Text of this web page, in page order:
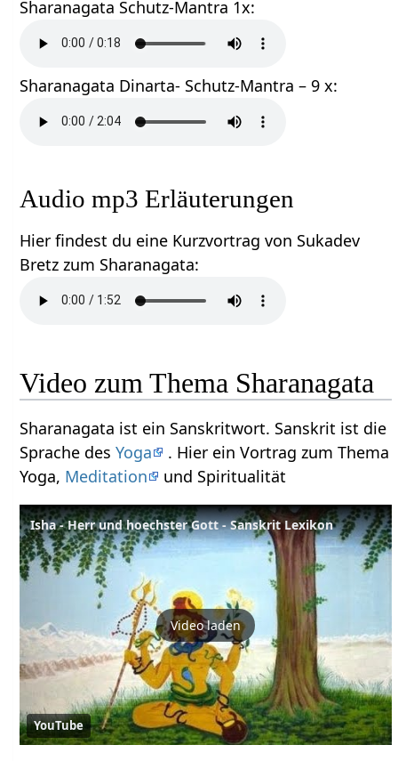
Sharanagata Schutz-Mantra 1x:
Sharanagata Dinarta- Schutz-Mantra – 9 x:
Audio mp3 Erläuterungen
Hier findest du eine Kurzvortrag von Sukadev
Bretz zum Sharanagata:
Video zum Thema Sharanagata
Sharanagata ist ein Sanskritwort. Sanskrit ist die
Sprache desYoga
. Hier ein Vortrag zum Thema
Yoga, Meditation und Spiritualität
Isha - Herr und hoechster Gott - Sanskrit Lexikon
Video laden
YouTube